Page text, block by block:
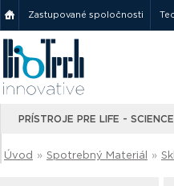
Zastupované spoločnosti
PRÍSTROJE PRE LIFE - SCIENCE
Úvod » Spotrebný Materiál »